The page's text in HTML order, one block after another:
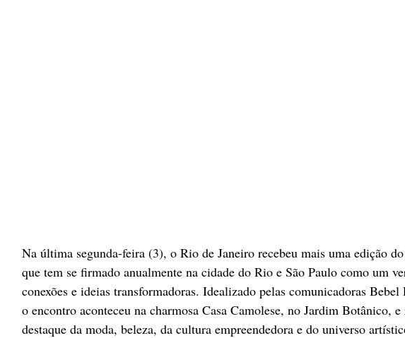
Na última segunda-feira (3), o Rio de Janeiro recebeu mais uma edição
que tem se firmado anualmente na cidade do Rio e São Paulo como um
conexões e ideias transformadoras. Idealizado pelas comunicadoras Bebel
o encontro aconteceu na charmosa Casa Camolese, no Jardim Botânico,
destaque da moda, beleza, da cultura empreendedora e do universo